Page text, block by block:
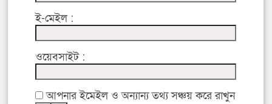
ই-মেইল :
ওয়েবসাইট :
আপনার ইমেইল ও অন্যান্য তথ্য সঞ্চয় করে রাখুন